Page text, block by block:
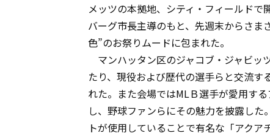
メッツの本拠地、シティ・フィールド
バーグ市長主導のもと、先週末からさ
色”のお祭りムードに包まれた。
マンハッタン区のジャコブ・ジャビッ
たり、現役および歴代の選手らと交流
れた。また会場ではMLＢ選手が愛用す
し、野球ファンらにその魅力を披露し
トが使用していることで有名な「アク